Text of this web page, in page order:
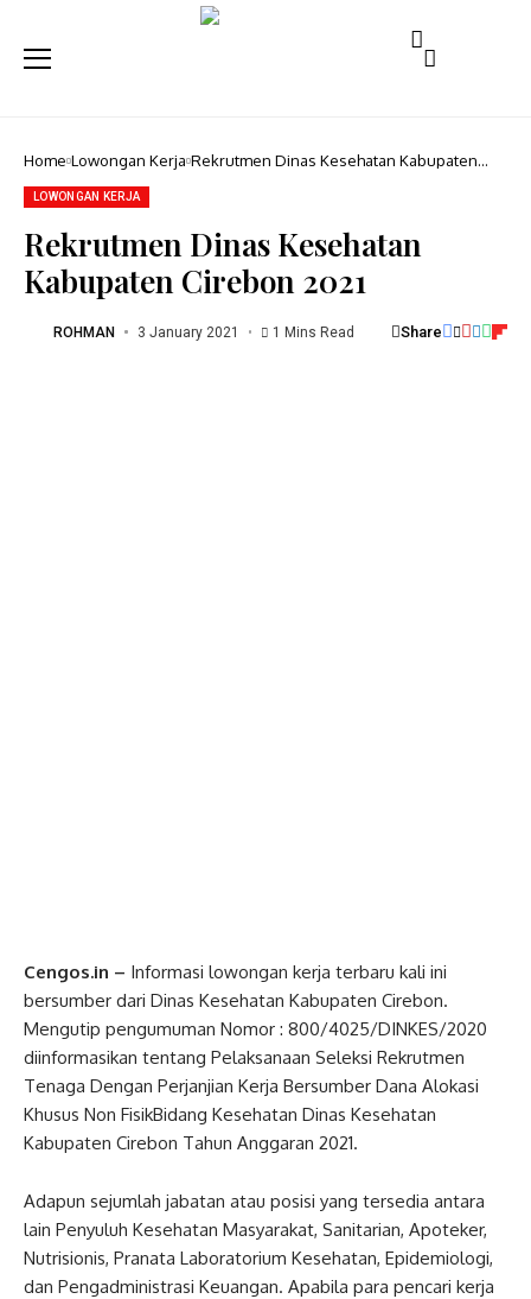
Home Lowongan Kerja Rekrutmen Dinas Kesehatan Kabupaten
LOWONGAN KERJA
Rekrutmen Dinas Kesehatan
Kabupaten Cirebon 2021
ROHMAN 3 January 2021 1 Mins Read Share
Cengos.in – Informasi lowongan kerja terbaru kali ini
bersumber dari Dinas Kesehatan Kabupaten Cirebon.
Mengutip pengumuman Nomor : 800/4025/DINKES/2020
diinformasikan tentang Pelaksanaan Seleksi Rekrutmen
Tenaga Dengan Perjanjian Kerja Bersumber Dana Alokasi
Khusus Non FisikBidang Kesehatan Dinas Kesehatan
Kabupaten Cirebon Tahun Anggaran 2021.
Adapun sejumlah jabatan atau posisi yang tersedia antara
lain Penyuluh Kesehatan Masyarakat, Sanitarian, Apoteker,
Nutrisionis, Pranata Laboratorium Kesehatan, Epidemiologi,
dan Pengadministrasi Keuangan. Apabila para pencari kerja